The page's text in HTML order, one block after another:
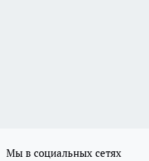
Мы в социальных сетях